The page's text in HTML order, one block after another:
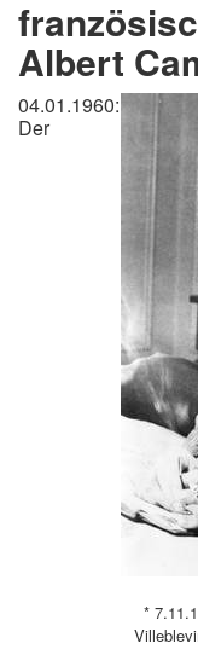
Albert
*
04.01.1960:
Der